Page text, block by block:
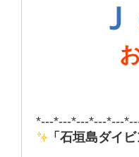
*---*---*---*---*---
「石垣島ダイ